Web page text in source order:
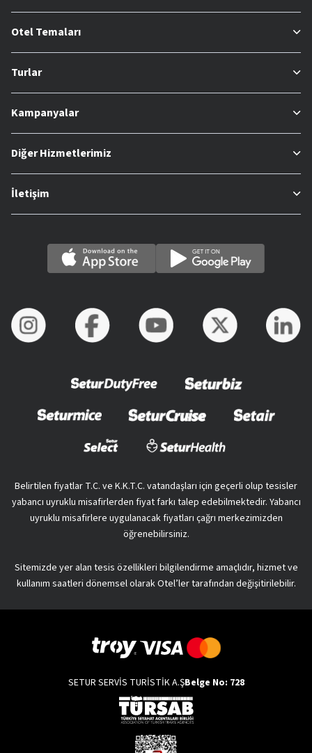
Otel Temaları
Turlar
Kampanyalar
Diğer Hizmetlerimiz
İletişim
Belirtilen fiyatlar T.C. ve K.K.T.C. vatandaşları için geçerli olup tesisler
yabancı uyruklu misafirlerden fiyat farkı talep edebilmektedir. Yabancı
uyruklu misafirlere uygulanacak fiyatları çağrı merkezimizden
öğrenebilirsiniz.
Sitemizde yer alan tesis özellikleri bilgilendirme amaçlıdır, hizmet ve
kullanım saatleri dönemsel olarak Otel’ler tarafından değişitirilebilir.
SETUR SERVİS TURİSTİK A.ŞBelge No: 728